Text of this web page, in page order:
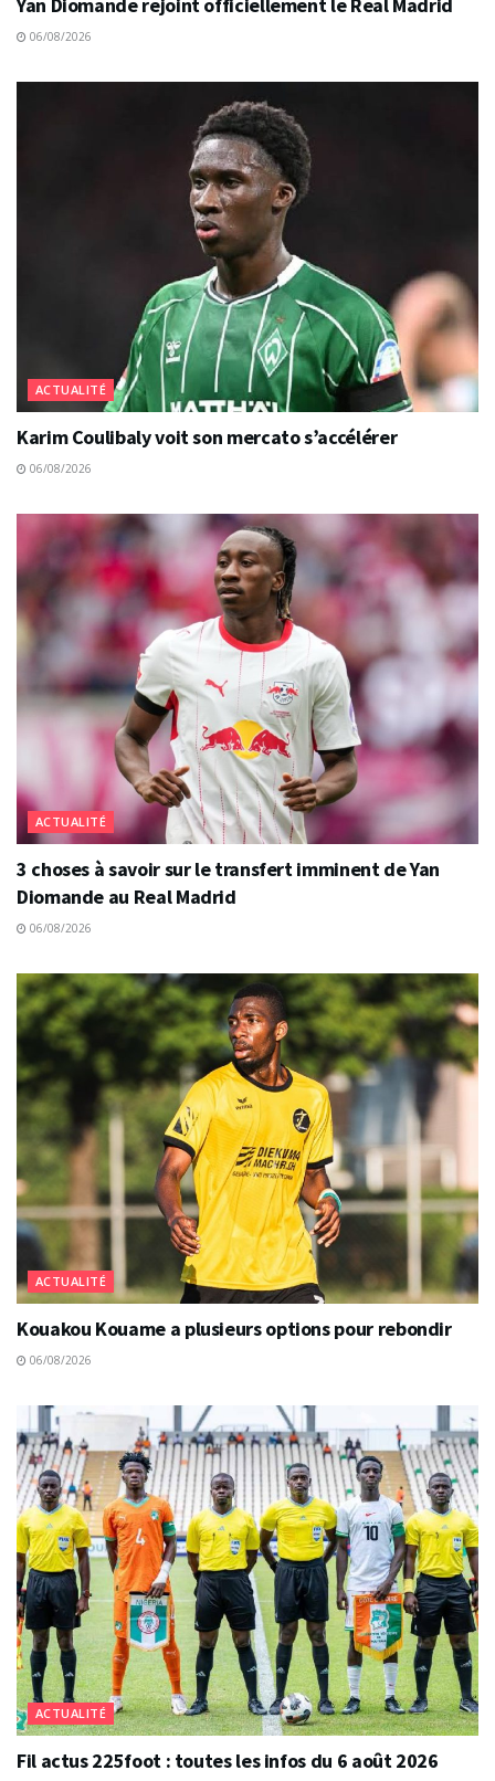
Yan Diomande rejoint officiellement le Real Madrid
06/08/2026
ACTUALITÉ
Karim Coulibaly voit son mercato s’accélérer
06/08/2026
ACTUALITÉ
3 choses à savoir sur le transfert imminent de Yan
Diomande au Real Madrid
06/08/2026
ACTUALITÉ
Kouakou Kouame a plusieurs options pour rebondir
06/08/2026
ACTUALITÉ
Fil actus 225foot : toutes les infos du 6 août 2026